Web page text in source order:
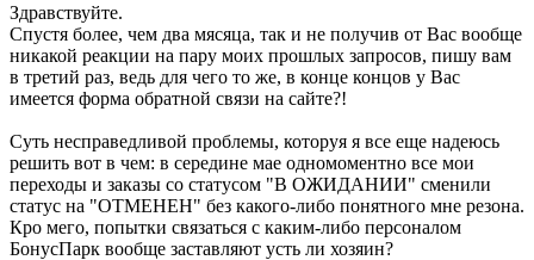
Здравствуйте.
Спустя более, чем два мясяца, так и не получив от Вас вообще
никакой реакции на пару моих прошлых запросов, пишу вам
в третий раз, ведь для чего то же, в конце концов у Вас
имеется форма обратной связи на сайте?!
Суть несправедливой проблемы, которуя я все еще надеюсь
решить вот в чем: в середине мае одномоментно все мои
переходы и заказы со статусом "В ОЖИДАНИИ" сменили
статус на "ОТМЕНЕН" без какого-либо понятного мне резона.
Кро мего, попытки связаться с каким-либо персоналом
БонусПарк вообще заставляют усть ли хозяин?